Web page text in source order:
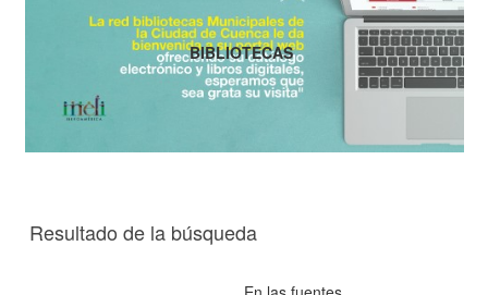
Resultado de la búsqueda
BIBLIOTECAS